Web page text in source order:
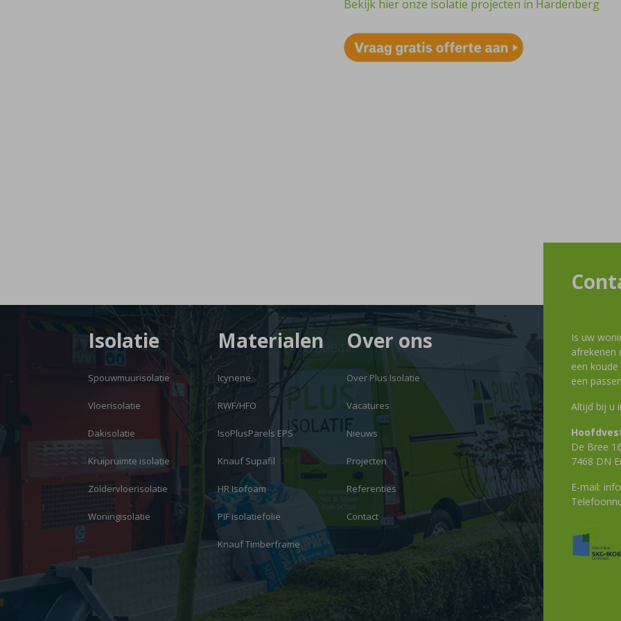
Bekijk hier onze isolatie projecten in Hardenberg
Isolatie
Spouwmuurisolatie
Vloerisolatie
Dakisolatie
Kruipruimte isolatie
Zoldervloerisolatie
Woningisolatie
Materialen
Icynene
RWF/HFO
IsoPlusParels EPS
Knauf Supafil
HR Isofoam
PIF isolatiefolie
Knauf Timberframe
Over ons
Over Plus Isolatie
Vacatures
Nieuws
Projecten
Referenties
Contact
Is uw
afrekenen
een
een
Altijd bij u
De Bree
7468 DN
E-mail: